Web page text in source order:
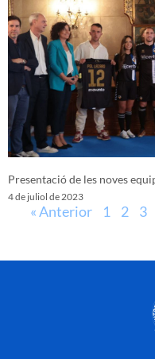
Presentació de les noves
4 de juliol de 2023
« Anterior 1 2 3